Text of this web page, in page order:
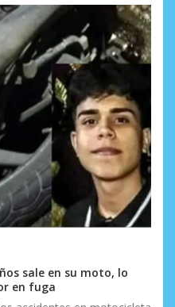
sale en su moto, lo
en fuga